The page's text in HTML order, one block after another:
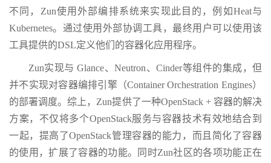
不同，Zun使用外部编排系统来实现此目的，例如Heat与
Kubernetes。通过使用外部协调工具，最终用户可以使用该
工具提供的DSL定义他们的容器化应用程序。
Zun实现与 Glance、Neutron、Cinder等组件的集成，但
并不实现对容器编排引擎（Container Orchestration Engines）
的部署调度。综上，Zun提供了一种OpenStack + 容器的解决
方案，不仅将多个OpenStack服务与容器技术有效地结合到
一起，提高了OpenStack管理容器的能力，而且简化了容器
的使用，扩展了容器的功能。同时Zun社区的各项功能正在